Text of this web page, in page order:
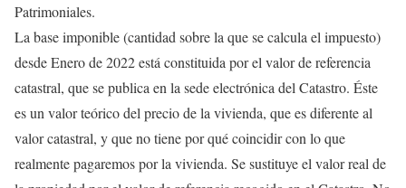
Patrimoniales.
La base imponible (cantidad sobre la que se calcula el impuesto)
desde Enero de 2022 está constituida por el valor de referencia
catastral, que se publica en la sede electrónica del Catastro. Éste
es un valor teórico del precio de la vivienda, que es diferente al
valor catastral, y que no tiene por qué coincidir con lo que
realmente pagaremos por la vivienda. Se sustituye el valor real de